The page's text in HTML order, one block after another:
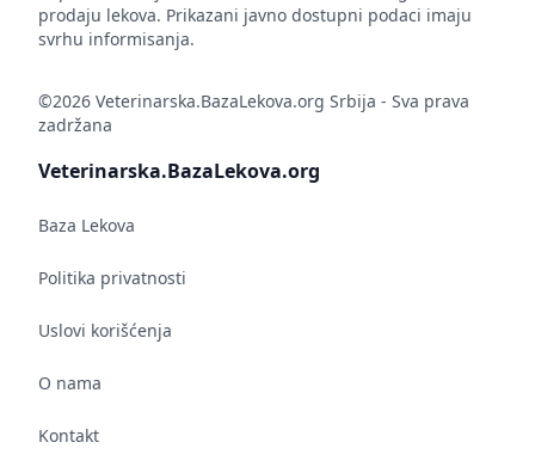
prodaju lekova. Prikazani javno dostupni podaci imaju
svrhu informisanja.
©2026 Veterinarska.BazaLekova.org Srbija - Sva prava
zadržana
Veterinarska.BazaLekova.org
Baza Lekova
Politika privatnosti
Uslovi korišćenja
O nama
Kontakt